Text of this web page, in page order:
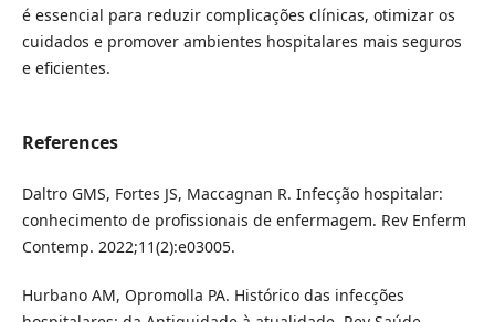
é essencial para reduzir complicações clínicas, otimizar os
cuidados e promover ambientes hospitalares mais seguros
e eficientes.
References
Daltro GMS, Fortes JS, Maccagnan R. Infecção hospitalar:
conhecimento de profissionais de enfermagem. Rev Enferm
Contemp. 2022;11(2):e03005.
Hurbano AM, Opromolla PA. Histórico das infecções